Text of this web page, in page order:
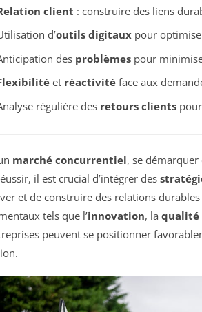
client : construire des liens
d’outils digitauxpour
des problèmespour
et réactivitéface aux
régulière des retours clientspour
marché concurrentiel, se
il est crucial d’intégrer des
et de construire des relations
tels que l’innovation, la qualité
peuvent se positionner